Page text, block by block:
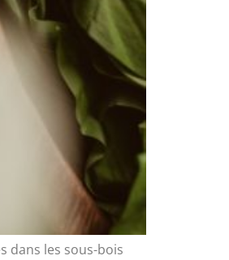
dans les sous-bois